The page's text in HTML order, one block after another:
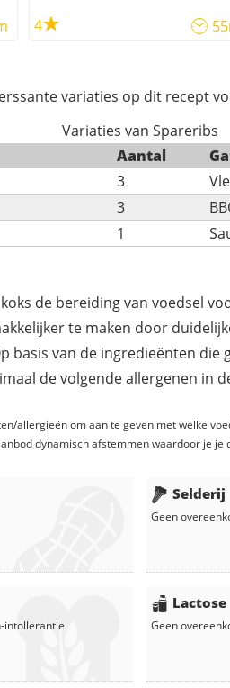
4
variaties op dit recept
Variaties van Spareribs
Aantal
3
3
1
de bereiding van voedsel
te maken door
basis van de ingredieënten
de volgende allergenen in
allergieën om aan te geven met welke
dynamisch afstemmen waardoor je je
intollerantie
Selderij
Geen
Lactose
Geen